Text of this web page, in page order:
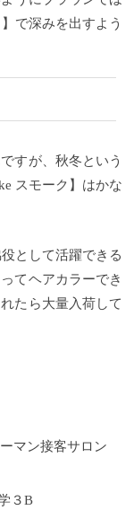
で深みを出すよう
すが、秋冬という
スモーク】はかな
として活躍できる
てヘアカラーでき
たら大量入荷して
マン接客サロン
３B